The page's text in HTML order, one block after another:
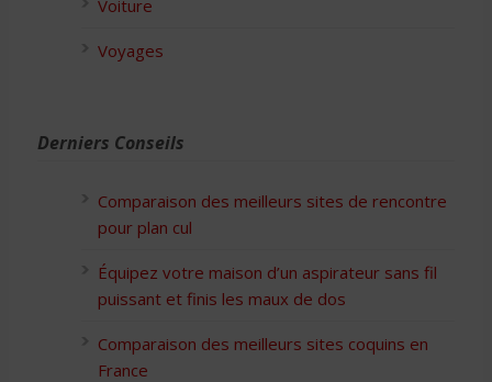
Voiture
Voyages
Derniers Conseils
Comparaison des meilleurs sites de rencontre
pour plan cul
Équipez votre maison d’un aspirateur sans fil
puissant et finis les maux de dos
Comparaison des meilleurs sites coquins en
France